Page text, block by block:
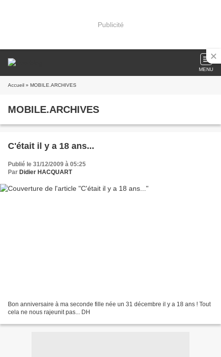
Publicité
MENU
Accueil » MOBILE.ARCHIVES
MOBILE.ARCHIVES
C'était il y a 18 ans...
Publié le 31/12/2009 à 05:25
Par Didier HACQUART
Bon anniversaire à ma seconde fille née un 31 décembre il y a 18 ans ! Tout
cela ne nous rajeunit pas... DH